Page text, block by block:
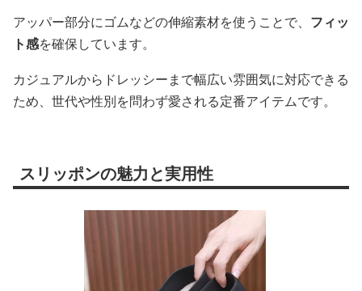
アッパー部分にゴムなどの伸縮素材を使うことで、 フィッ
ト感を確保しています。
カジュアルからドレッシーまで幅広い雰囲気に対応できる
ため、世代や性別を問わず愛される定番アイテムです。
スリッポンの魅力と実用性